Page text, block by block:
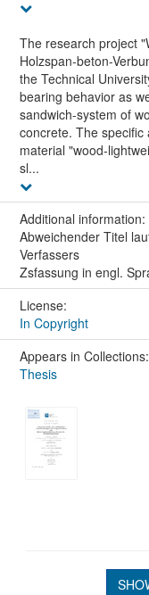
The research project
Holzspan-beton-
the Technical
bearing behavior as
sandwich-system of
concrete. The
material "wood-
sl...
Additional information:
Abweichender Titel
Verfassers
Zsfassung in engl.
License:
In Copyright
Appears in Collections:
Thesis